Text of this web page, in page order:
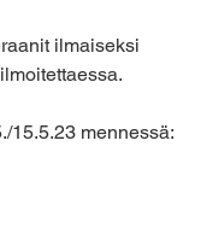
ilmaiseksi
15.5.23 mennessä: